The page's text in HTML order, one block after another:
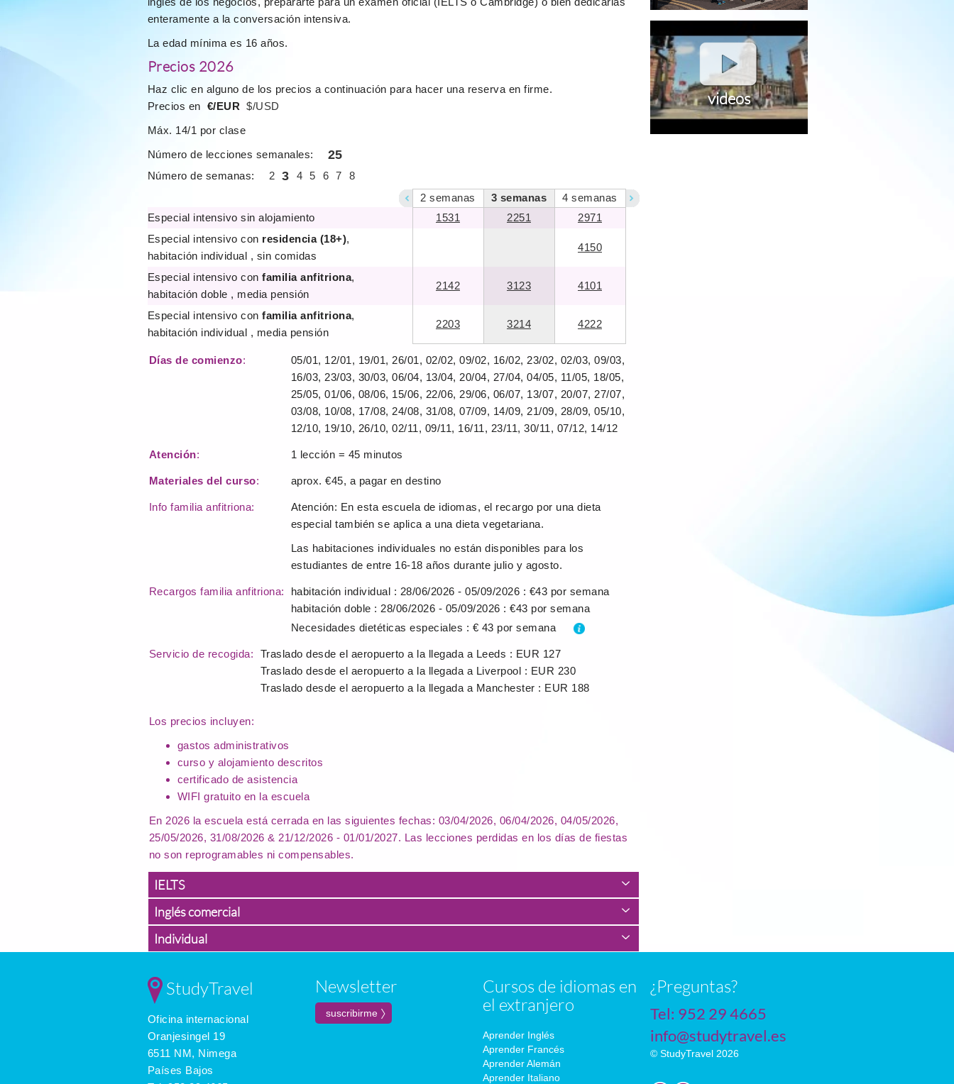
enteramente a la conversación intensiva.
La edad mínima es 16 años.
Precios 2026
Haz clic en alguno de los precios a continuación para hacer una reserva en firme.
Precios en €/EUR $/USD
Máx. 14/1 por clase
Número de lecciones semanales:
25
Número de semanas: 2 3 4 5 6 7
8
2 semanas 3 semanas 4 semanas
Especial intensivo sin alojamiento
1531 2251
2971
Especial intensivo con residencia (18+),
habitación individual , sin comidas
4150
Especial intensivo con familia anfitriona,
habitación doble , media pensión
2142 3123 4101
Especial intensivo con familia anfitriona,
habitación individual , media pensión
2203 3214 4222
Días de comienzo:
05/01, 12/01, 19/01, 26/01, 02/02, 09/02, 16/02, 23/02, 02/03, 09/03,
16/03, 23/03, 30/03, 06/04, 13/04, 20/04, 27/04, 04/05, 11/05, 18/05,
25/05, 01/06, 08/06, 15/06, 22/06, 29/06, 06/07, 13/07, 20/07, 27/07,
03/08, 10/08, 17/08, 24/08, 31/08, 07/09, 14/09, 21/09, 28/09, 05/10,
12/10, 19/10, 26/10, 02/11, 09/11, 16/11, 23/11, 30/11, 07/12, 14/12
Atención: 1 lección = 45 minutos
Materiales del curso: aprox. €45, a pagar en destino
Info familia anfitriona:
Atención: En esta escuela de idiomas, el recargo por una dieta
especial también se aplica a una dieta vegetariana.
Las habitaciones individuales no están disponibles para los
estudiantes de entre 16-18 años durante julio y agosto.
Recargos familia anfitriona: habitación individual : 28/06/2026 - 05/09/2026 : €43 por semana
habitación doble : 28/06/2026 - 05/09/2026 : €43 por semana
Necesidades dietéticas especiales : € 43 por semana
Servicio de recogida: Traslado desde el aeropuerto a la llegada a Leeds : EUR 127
Traslado desde el aeropuerto a la llegada a Liverpool : EUR 230
Traslado desde el aeropuerto a la llegada a Manchester : EUR 188
Los precios incluyen:
gastos administrativos
curso y alojamiento descritos
certificado de asistencia
WIFI gratuito en la escuela
En 2026 la escuela está cerrada en las siguientes fechas: 03/04/2026, 06/04/2026, 04/05/2026,
25/05/2026, 31/08/2026 & 21/12/2026 - 01/01/2027. Las lecciones perdidas en los días de fiestas
no son reprogramables ni compensables.
IELTS
Inglés comercial
Individual
videos
StudyTravel
Oficina internacional
Oranjesingel 19
6511 NM, Nimega
Países Bajos
Newsletter
Cursos de idiomas en
el extranjero
Aprender Inglés
Aprender Francés
Aprender Alemán
Aprender Italiano
¿Preguntas?
Tel: 952 29 4665
info@studytravel.es
© StudyTravel 2026